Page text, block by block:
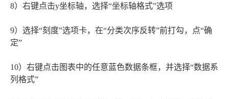
8）右键点击y坐标轴，选择“坐标轴格式”选项
9）选择“刻度”选项卡，在“分类次序反转”前打勾，点“确
定”
10）右键点击图表中的任意蓝色数据条框，并选择“数据系
列格式”